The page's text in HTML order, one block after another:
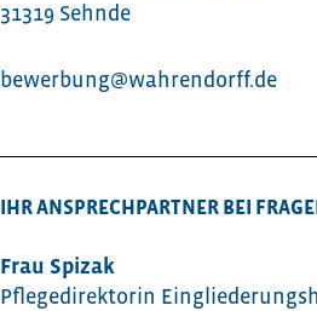
31319 Sehnde
bewerbung@wahrendorff.de
IHR ANSPRECHPARTNER BEI
Frau Spizak
Pflegedirektorin